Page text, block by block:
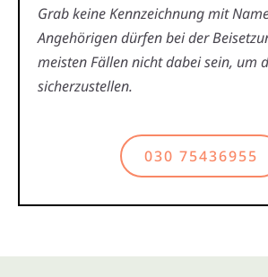
Grab keine Kennzeichnung mit
Angehörigen dürfen bei der
meisten Fällen nicht dabei sein, um
sicherzustellen.
030 75436955